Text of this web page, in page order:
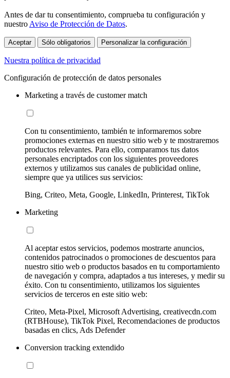
Antes de dar tu consentimiento, comprueba tu configuración y
nuestro Aviso de Protección de Datos.
Aceptar Sólo obligatorios Personalizar la configuración
Nuestra política de privacidad
Configuración de protección de datos personales
Marketing a través de customer match
Con tu consentimiento, también te informaremos sobre
promociones externas en nuestro sitio web y te mostraremos
productos relevantes. Para ello, comparamos tus datos
personales encriptados con los siguientes proveedores
externos y utilizamos sus canales de publicidad online,
siempre que ya utilices sus servicios:
Bing, Criteo, Meta, Google, LinkedIn, Printerest, TikTok
Marketing
Al aceptar estos servicios, podemos mostrarte anuncios,
contenidos patrocinados o promociones de descuentos para
nuestro sitio web o productos basados en tu comportamiento
de navegación y compra, adaptados a tus intereses, y medir su
éxito. Con tu consentimiento, utilizamos los siguientes
servicios de terceros en este sitio web:
Criteo, Meta-Pixel, Microsoft Advertising, creativecdn.com
(RTBHouse), TikTok Pixel, Recomendaciones de productos
basadas en clics, Ads Defender
Conversion tracking extendido